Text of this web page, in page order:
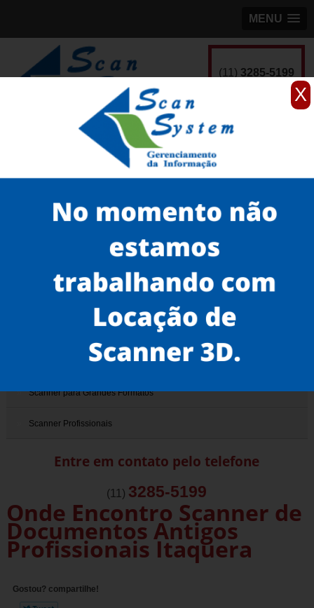
X
MENU
(11) 3285-5199
scanner de documentos antigos
onde encontro scanner de documentos antigos profissionais Itaquera
Scanner de Livros
Scanner para Grandes Formatos
Scanner Profissionais
Entre em contato pelo telefone
(11) 3285-5199
Onde Encontro Scanner de
Documentos Antigos
Profissionais Itaquera
Gostou? compartilhe!